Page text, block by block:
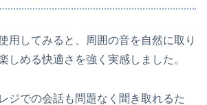
用してみると、周囲の音を自然に取り
しめる快適さを強く実感しました。
ジでの会話も問題なく聞き取れるた